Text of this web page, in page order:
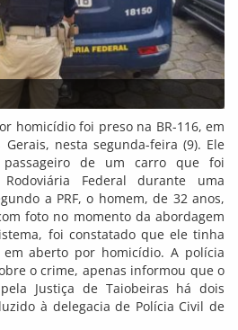
homicídio foi preso na BR-116, em
nesta segunda-feira (9). Ele
de um carro que foi
Federal durante uma
a PRF, o homem, de 32 anos,
foto no momento da abordagem
foi constatado que ele tinha
aberto por homicídio. A polícia
o crime, apenas informou que o
Justiça de Taiobeiras há dois
à delegacia de Polícia Civil de